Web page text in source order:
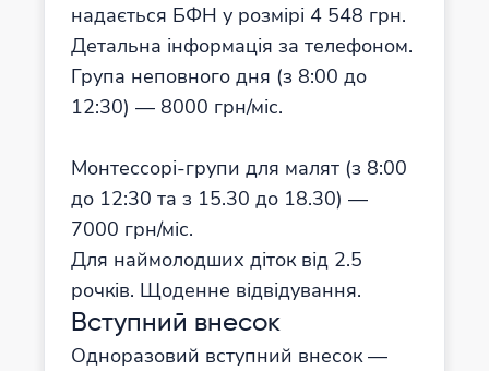
надається БФН у розмірі 4 548 грн.
Детальна інформація за телефоном.
Група неповного дня (з 8:00 до
12:30) — 8000 грн/міс.
Монтессорі-групи для малят (з 8:00
до 12:30 та з 15.30 до 18.30) —
7000 грн/міс.
Для наймолодших діток від 2.5
рочків. Щоденне відвідування.
Вступний внесок
Одноразовий вступний внесок —